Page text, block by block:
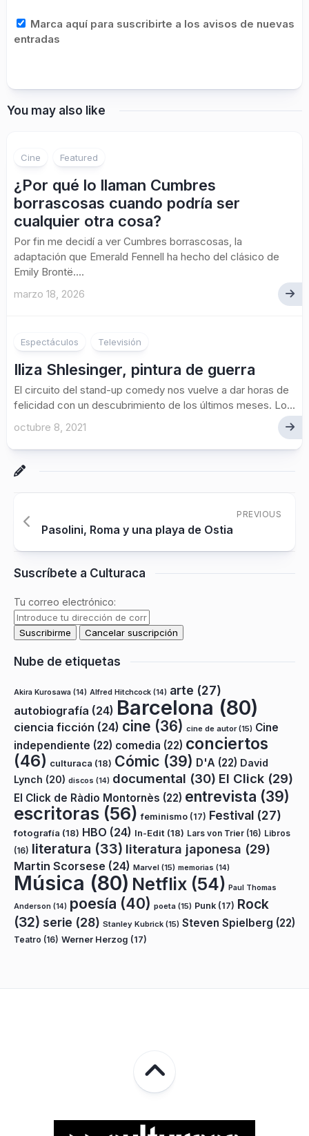
Marca aquí para suscribirte a los avisos de nuevas
entradas
You may also like
Cine Featured
¿Por qué lo llaman Cumbres
borrascosas cuando podría ser
cualquier otra cosa?
Por fin me decidí a ver Cumbres borrascosas, la
adaptación que Emerald Fennell ha hecho del clásico de
Emily Brontë....
marzo 18, 2026
Espectáculos Televisión
Iliza Shlesinger, pintura de guerra
El circuito del stand-up comedy nos vuelve a dar horas de
felicidad con un descubrimiento de los últimos meses. Lo...
octubre 8, 2021
PREVIOUS
Pasolini, Roma y una playa de Ostia
Suscríbete a Culturaca
Tu correo electrónico:
Nube de etiquetas
Akira Kurosawa (14) Alfred Hitchcock (14) arte (27)
autobiografía (24) Barcelona (80)
ciencia ficción (24) cine (36) cine de autor(15) Cine
independiente (22) comedia (22) conciertos
(46) culturaca (18) Cómic (39) D'A (22) David
Lynch (20) discos (14) documental (30) El Click (29)
El Click de Ràdio Montornès (22) entrevista (39)
escritoras (56) feminismo (17) Festival (27)
fotografía (18) HBO (24) In-Edit (18) Lars von Trier (16) Libros
(16) literatura (33) literatura japonesa (29)
Martin Scorsese (24) Marvel (15) memorias (14)
Música (80) Netflix (54) Paul Thomas
Anderson (14) poesía (40) poeta (15) Punk (17) Rock
(32) serie (28) Stanley Kubrick (15) Steven Spielberg (22)
Teatro (16) Werner Herzog (17)